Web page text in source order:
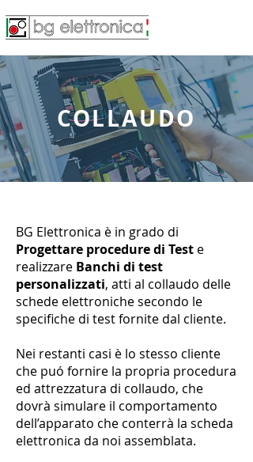
COLLAUDO
BG Elettronica è in grado di
Progettare procedure di Test e
realizzare Banchi di test
personalizzati, atti al collaudo delle
schede elettroniche secondo le
specifiche di test fornite dal cliente.
Nei restanti casi è lo stesso cliente
che puó fornire la propria procedura
ed attrezzatura di collaudo, che
dovrà simulare il comportamento
dell’apparato che conterrà la scheda
elettronica da noi assemblata.